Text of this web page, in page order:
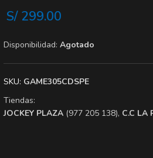
S/299.00
Disponibilidad: Agotado
SKU: GAME305CDSPE
Tiendas:
​JOCKEY PLAZA (977 205 138), ​C.C LA